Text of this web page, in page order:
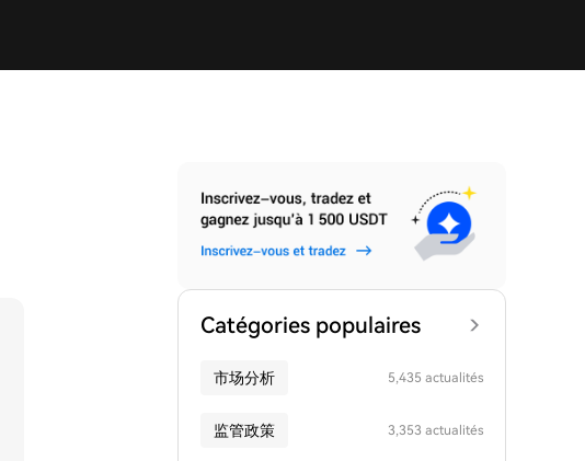
Catégories populaires
市场分析 5,435 actualités
监管政策 3,353 actualités